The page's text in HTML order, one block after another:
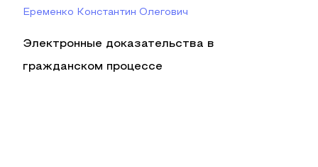
Еременко Константин Олегович
Электронные доказательства в
гражданском процессе